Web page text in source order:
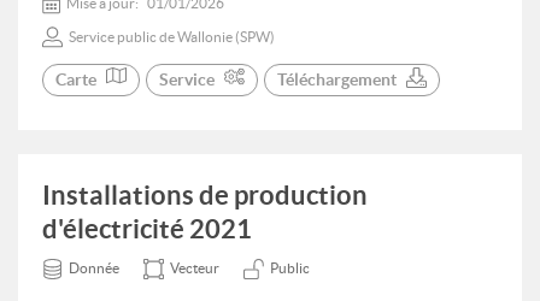
Service public de Wallonie (SPW)
Carte Service Téléchargement
Installations de production
d'électricité 2021
Donnée Vecteur Public